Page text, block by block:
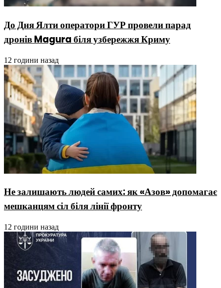
До Дня Ялти оператори ГУР провели парад
дронів Magura біля узбережжя Криму
12 години назад
Не залишають людей самих: як «Азов» допомагає
мешканцям сіл біля лінії фронту
12 години назад